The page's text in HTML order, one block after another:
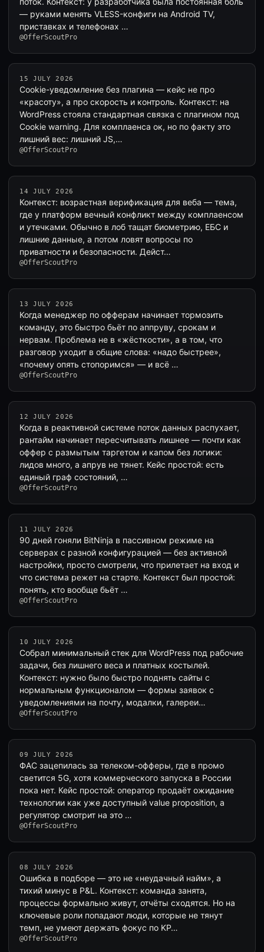
— руками менять VLESS-конфиги на Android TV,
приставках и телефонах …
@OfferScoutPro
15 JULY 2026
Cookie-уведомление без плагина — кейс не про
«красоту», а про скорость и контроль. Контекст: на
WordPress стояла стандартная связка с плагином под
Cookie warning. Для комплаенса ок, но по факту это
лишний вес: лишний JS,…
@OfferScoutPro
14 JULY 2026
Контекст: возрастная верификация для веба — тема,
где у платформ вечный конфликт между комплаенсом
и утечками. Обычно в лоб тащат биометрию, ЕБС и
лишние данные, а потом ловят вопросы по
приватности и безопасности. Дейст…
@OfferScoutPro
13 JULY 2026
Когда менеджер по офферам начинает тормозить
команду, это быстро бьёт по аппруву, срокам и
нервам. Проблема не в «жёсткости», а в том, что
разговор уходит в общие слова: «надо быстрее»,
«почему опять стопоримся» — и всё …
@OfferScoutPro
12 JULY 2026
Когда в реактивной системе поток данных распухает,
рантайм начинает пересчитывать лишнее — почти как
оффер с размытым таргетом и капом без логики:
лидов много, а апрув не тянет. Кейс простой: есть
единый граф состояний, …
@OfferScoutPro
11 JULY 2026
90 дней гоняли BitNinja в пассивном режиме на
серверах с разной конфигурацией — без активной
настройки, просто смотрели, что прилетает на вход и
что система режет на старте. Контекст был простой:
понять, кто вообще бьёт …
@OfferScoutPro
10 JULY 2026
Собрал минимальный стек для WordPress под рабочие
задачи, без лишнего веса и платных костылей.
Контекст: нужно было быстро поднять сайты с
нормальным функционалом — формы заявок с
уведомлениями на почту, модалки, галереи…
@OfferScoutPro
09 JULY 2026
ФАС зацепилась за телеком-офферы, где в промо
светится 5G, хотя коммерческого запуска в России
пока нет. Кейс простой: оператор продаёт ожидание
технологии как уже доступный value proposition, а
регулятор смотрит на это …
@OfferScoutPro
08 JULY 2026
Ошибка в подборе — это не «неудачный найм», а
тихий минус в P&L. Контекст: команда занята,
процессы формально живут, отчёты сходятся. Но на
ключевые роли попадают люди, которые не тянут
темп, не умеют держать фокус по KP…
@OfferScoutPro